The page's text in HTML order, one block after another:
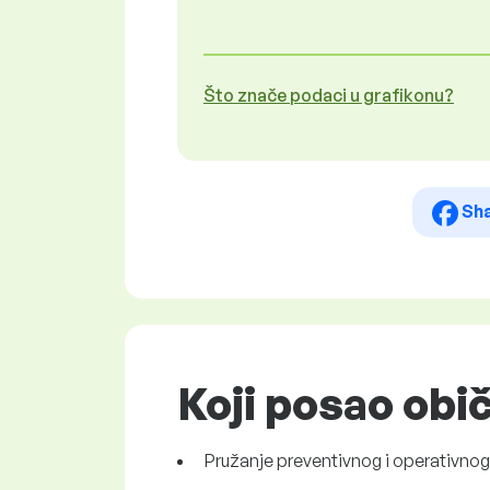
Što znače podaci u grafikonu?
Koji posao
Pružanje preventivnog i